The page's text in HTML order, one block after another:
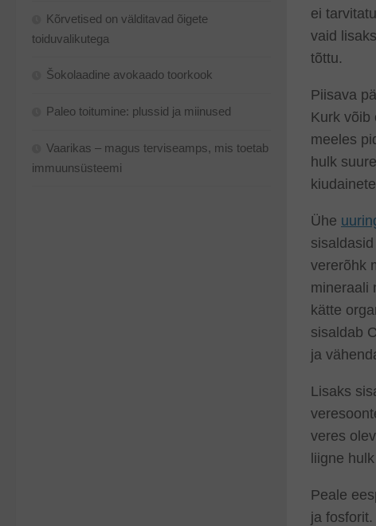
ei
vaid
tõttu.
Piisava
Kurk võib
meeles
hulk
Ühe
vererõhk
mineraali
kätte
sisaldab
ja
Lisaks
veres
liigne
Peale
ja
Kõrvetised on välditavad õigete
toiduvalikutega
Šokolaadine avokaado toorkook
Paleo toitumine: plussid ja miinused
Vaarikas – magus terviseamps, mis toetab
immuunsüsteemi